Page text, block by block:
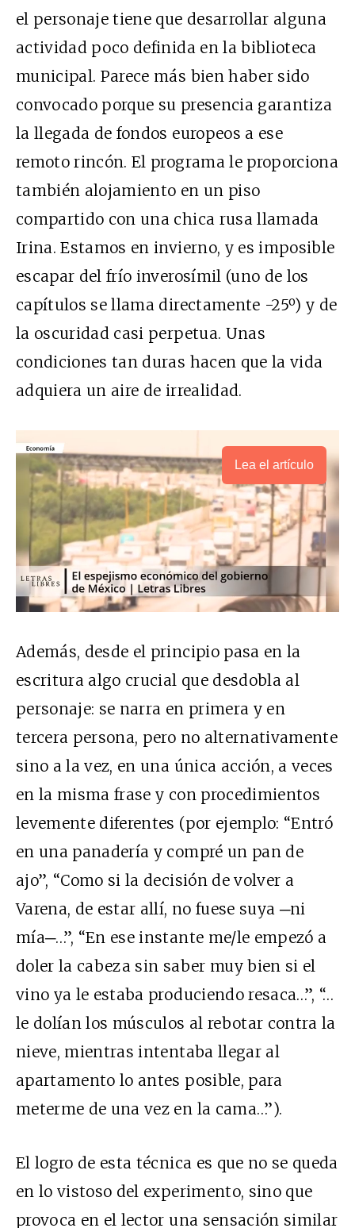
el personaje tiene que desarrollar alguna
actividad poco definida en la biblioteca
municipal. Parece más bien haber sido
convocado porque su presencia garantiza
la llegada de fondos europeos a ese
remoto rincón. El programa le proporciona
también alojamiento en un piso
compartido con una chica rusa llamada
Irina. Estamos en invierno, y es imposible
escapar del frío inverosímil (uno de los
capítulos se llama directamente -25º) y de
la oscuridad casi perpetua. Unas
condiciones tan duras hacen que la vida
adquiera un aire de irrealidad.
Lea el artículo
Además, desde el principio pasa en la
escritura algo crucial que desdobla al
personaje: se narra en primera y en
tercera persona, pero no alternativamente
sino a la vez, en una única acción, a veces
en la misma frase y con procedimientos
levemente diferentes (por ejemplo: “Entró
en una panadería y compré un pan de
ajo”, “Como si la decisión de volver a
Varena, de estar allí, no fuese suya ─ni
mía─…”, “En ese instante me/le empezó a
doler la cabeza sin saber muy bien si el
vino ya le estaba produciendo resaca…”, “…
le dolían los músculos al rebotar contra la
nieve, mientras intentaba llegar al
apartamento lo antes posible, para
meterme de una vez en la cama…”).
El logro de esta técnica es que no se queda
en lo vistoso del experimento, sino que
provoca en el lector una sensación similar